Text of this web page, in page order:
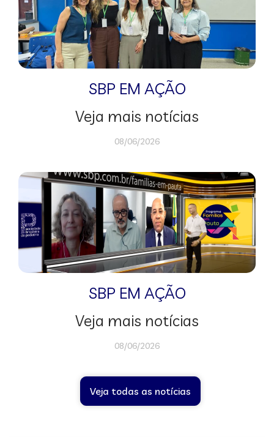
SBP EM AÇÃO
Veja mais notícias
08/06/2026
SBP EM AÇÃO
Veja mais notícias
08/06/2026
Veja todas as notícias